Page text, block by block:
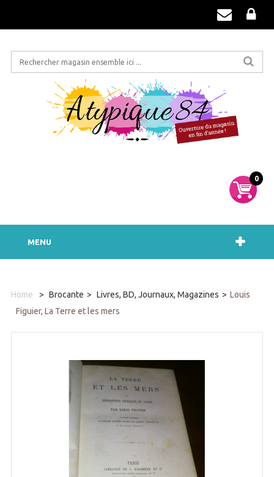
0
MENU
Home > Brocante > Livres, BD, Journaux, Magazines > Louis
Figuier, La Terre et les mers